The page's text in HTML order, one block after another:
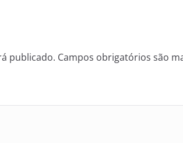
publicado. Campos obrigatórios são